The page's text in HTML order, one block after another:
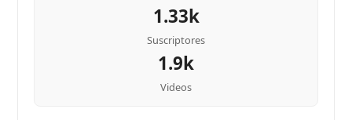
1.33k
Suscriptores
1.9k
Videos